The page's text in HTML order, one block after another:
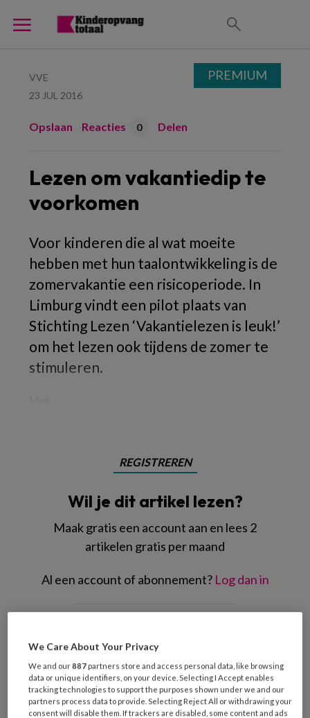
VVE
23 JUL 2016
Opslaan Reacties 0 Delen
Lezen om vakantiedip te
voorkomen
Voor kinderen die al wat moeite
hebben met hun taalontwikkeling is de
zomervakantie een risicoperiode. In
Limburg vindt een pilot plaats van
Stichting Lezen ‘Vakantielezen is leuk!’
om het lezen ook tijdens de zomer te
stimuleren.
REGISTREREN
Wil je dit artikel lezen?
Maak gratis een account aan en lees 2
artikelen gratis per maand
Al een account of abonnement? Log dan in
je
e-
mailadres?
* *
Kies
je
wachtwoord* *
PREMIUM
We Care About Your Privacy
We and our887 partners store and access personal data, like browsing
data or unique identifiers, on your device. Selecting I Accept enables
tracking technologies to support the purposes shown under we and our
partners process data to provide. Selecting Reject All or withdrawing your
consent will disable them. If trackers are disabled, some content and ads